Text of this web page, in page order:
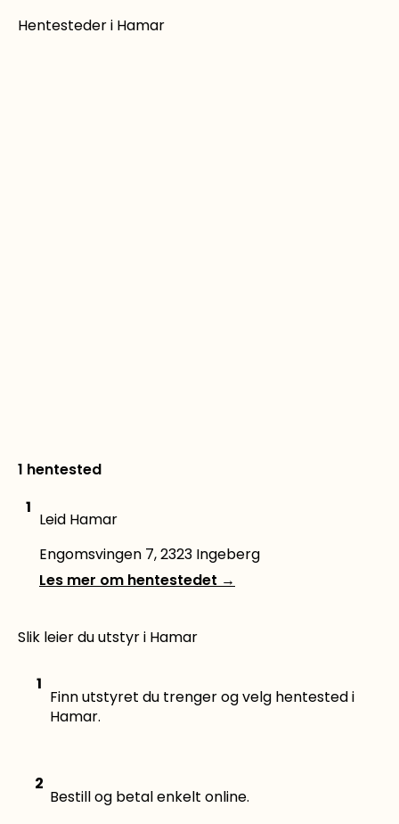
Hentesteder i Hamar
1 hentested
1
Leid Hamar
Engomsvingen 7, 2323 Ingeberg
Les mer om hentestedet →
Slik leier du utstyr i Hamar
1
Finn utstyret du trenger og velg hentested i
Hamar.
2
Bestill og betal enkelt online.